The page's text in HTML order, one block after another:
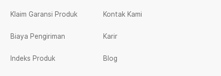
Klaim Garansi Produk
Biaya Pengiriman
Indeks Produk
Kontak Kami
Karir
Blog